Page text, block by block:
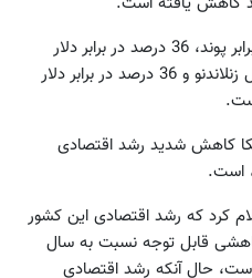
دلار در همین مدت، 20 درصد در برابر پوند، 36 درصد در برابر دلار
استرالیا، 40 درصد در برابر واحد پول زنلاندنو و 36 درصد در برابر دلار
کاهش شدید رشد اقتصادی
است.
کرد که رشد اقتصادی این کشور
نخست سال 2007 با کاهشی قابل توجه نسبت به سال
کرده است، حال آنکه رشد اقتصادی